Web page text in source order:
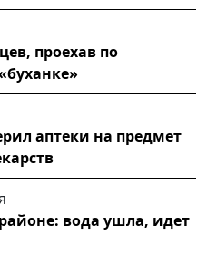
проехав по
аптеки на предмет
вода ушла, идет